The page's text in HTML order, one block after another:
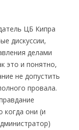
ЦБ Кипра
дискуссии,
делами
это и понятно,
не допустить
провала.
когда они (и